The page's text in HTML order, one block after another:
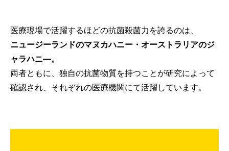
医療現場で活躍するほどの抗菌殺菌力を誇るのは、
ニュージーランドのマヌカハニー・オーストラリアのジ
ャラハニ―。
両者ともに、独自の抗菌物質を持つことが研究によって
確認され、それぞれの医療機関にて活躍しています。